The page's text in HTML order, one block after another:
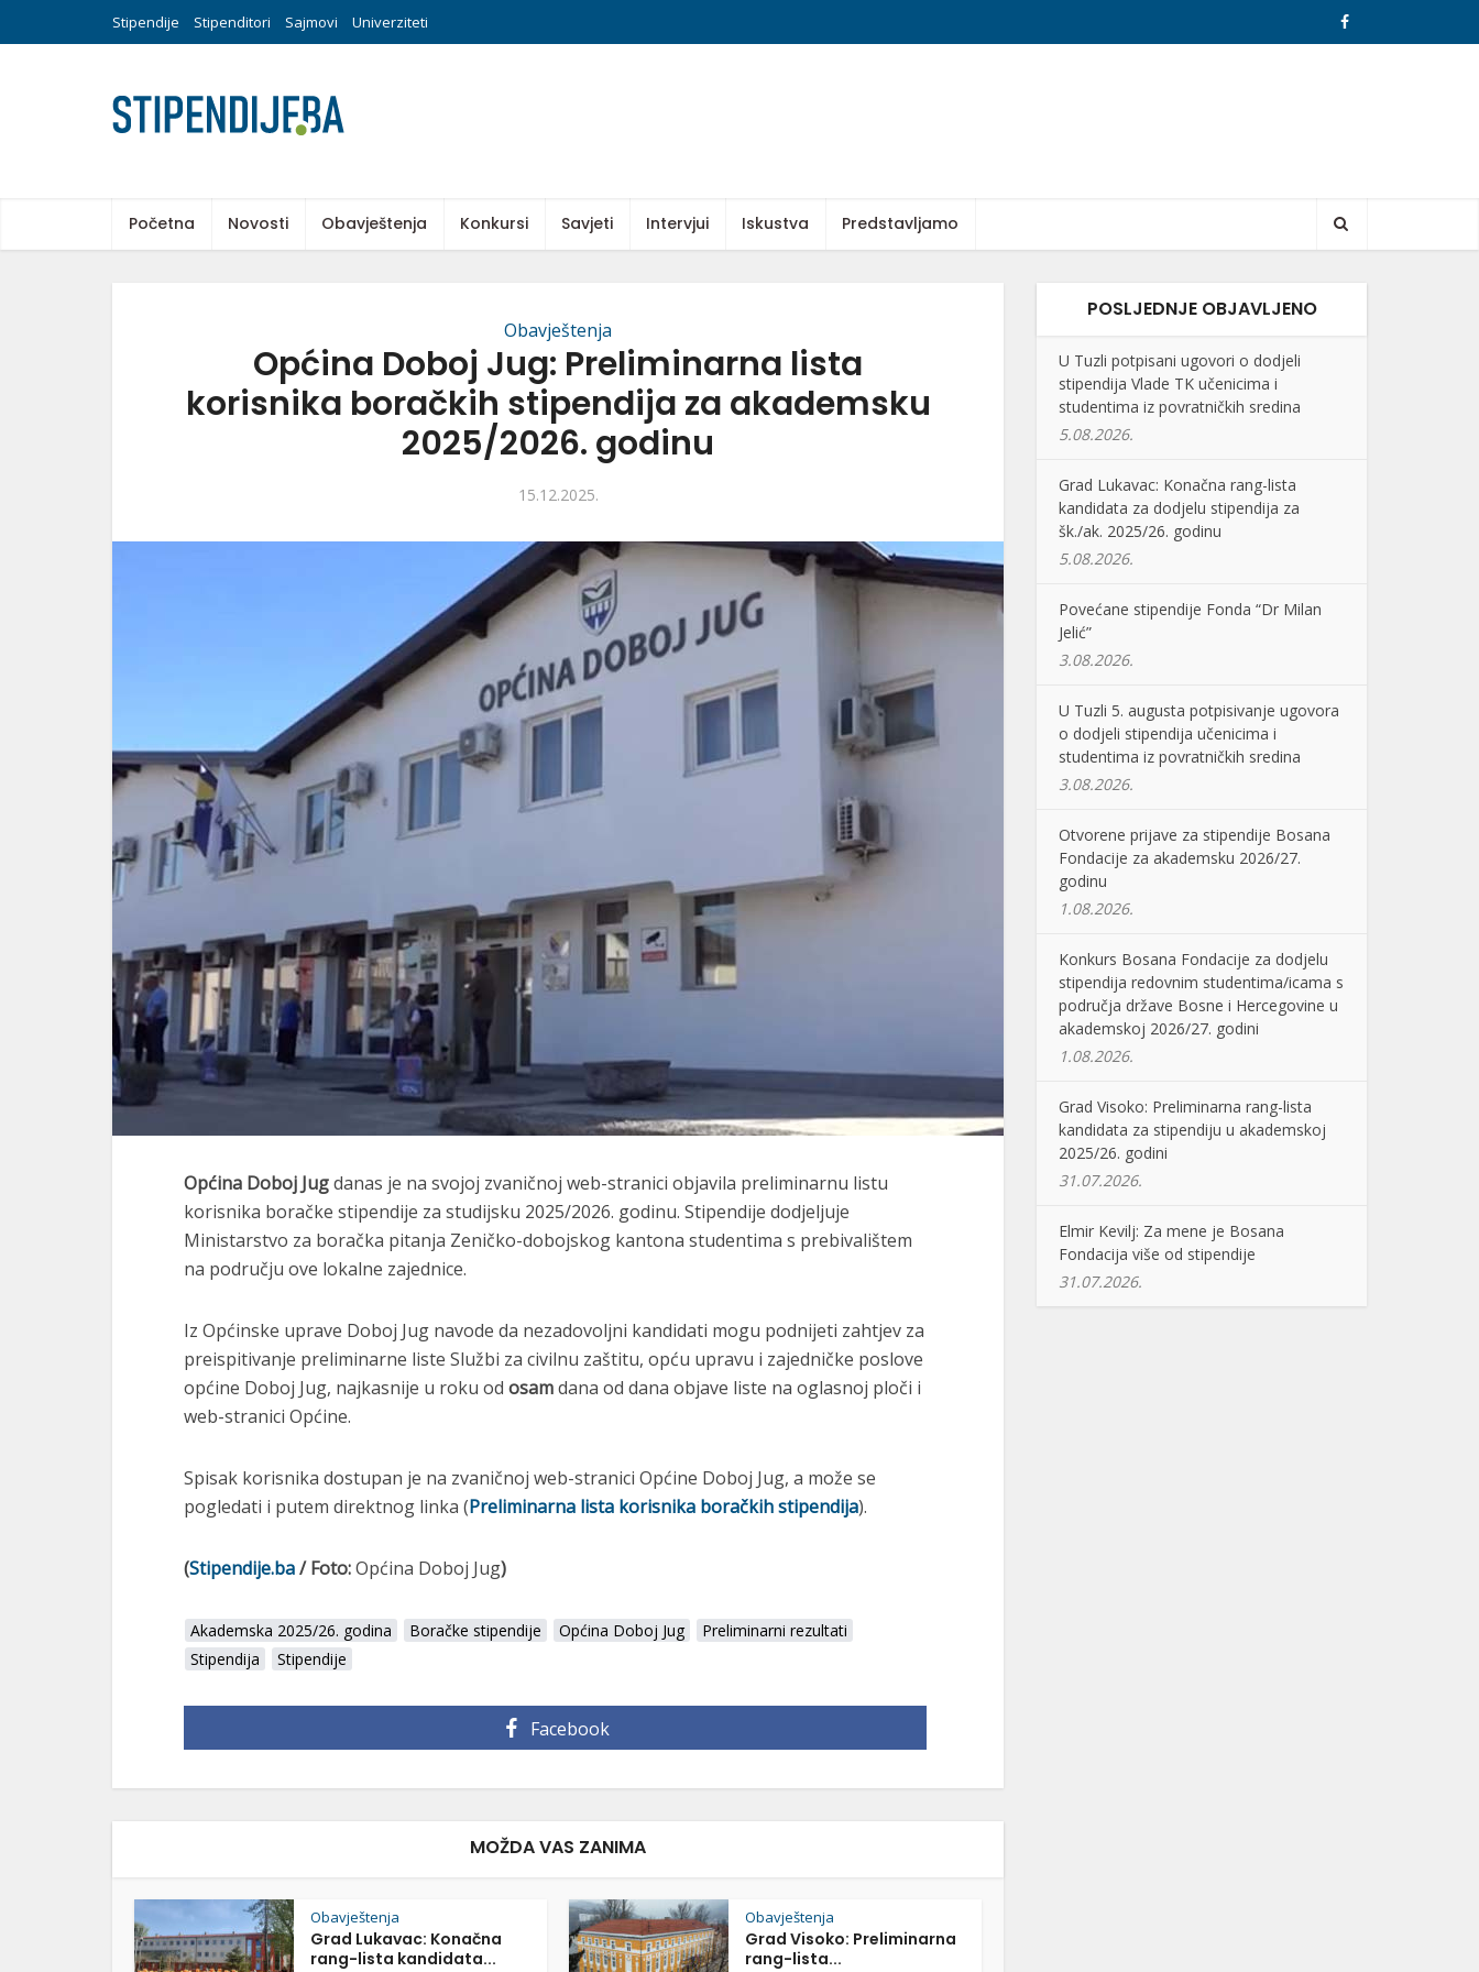
Stipendije Stipenditori Sajmovi Univerziteti
Početna Novosti Obavještenja Konkursi Savjeti Intervjui Iskustva Predstavljamo
Obavještenja
Općina Doboj Jug: Preliminarna lista
korisnika boračkih stipendija za akademsku
2025/2026. godinu
15.12.2025.
Općina Doboj Jugdanas je na svojoj zvaničnoj web-stranici objavila preliminarnu listu
korisnika boračke stipendije za studijsku 2025/2026. godinu. Stipendije dodjeljuje
Ministarstvo za boračka pitanja Zeničko-dobojskog kantona studentima s prebivalištem
na području ove lokalne zajednice.
Iz Općinske uprave Doboj Jug navode da nezadovoljni kandidati mogu podnijeti zahtjev za
preispitivanje preliminarne liste Službi za civilnu zaštitu, opću upravu i zajedničke poslove
općine Doboj Jug, najkasnije u roku od osamdana od dana objave liste na oglasnoj ploči i
web-stranici Općine.
Spisak korisnika dostupan je na zvaničnoj web-stranici Općine Doboj Jug, a može se
pogledati i putem direktnog linka (Preliminarna lista korisnika boračkih stipendija).
(Stipendije.ba/ Foto:Općina Doboj Jug)
Akademska 2025/26. godina Boračke stipendije Općina Doboj Jug
Preliminarni rezultati
Stipendija
Stipendije
Facebook
MOŽDA VAS ZANIMA
Obavještenja
Grad Lukavac: Konačna
rang-lista kandidata...
Obavještenja
Grad Visoko: Preliminarna
rang-lista...
POSLJEDNJE OBJAVLJENO
U Tuzli potpisani ugovori o dodjeli
stipendija Vlade TK učenicima i
studentima iz povratničkih sredina
5.08.2026.
Grad Lukavac: Konačna rang-lista
kandidata za dodjelu stipendija za
šk./ak. 2025/26. godinu
5.08.2026.
Povećane stipendije Fonda “Dr Milan
Jelić”
3.08.2026.
U Tuzli 5. augusta potpisivanje ugovora
o dodjeli stipendija učenicima i
studentima iz povratničkih sredina
3.08.2026.
Otvorene prijave za stipendije Bosana
Fondacije za akademsku 2026/27.
godinu
1.08.2026.
Konkurs Bosana Fondacije za dodjelu
stipendija redovnim studentima/icama s
područja države Bosne i Hercegovine u
akademskoj 2026/27. godini
1.08.2026.
Grad Visoko: Preliminarna rang-lista
kandidata za stipendiju u akademskoj
2025/26. godini
31.07.2026.
Elmir Kevilj: Za mene je Bosana
Fondacija više od stipendije
31.07.2026.